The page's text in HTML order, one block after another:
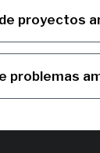
proyectos
problemas